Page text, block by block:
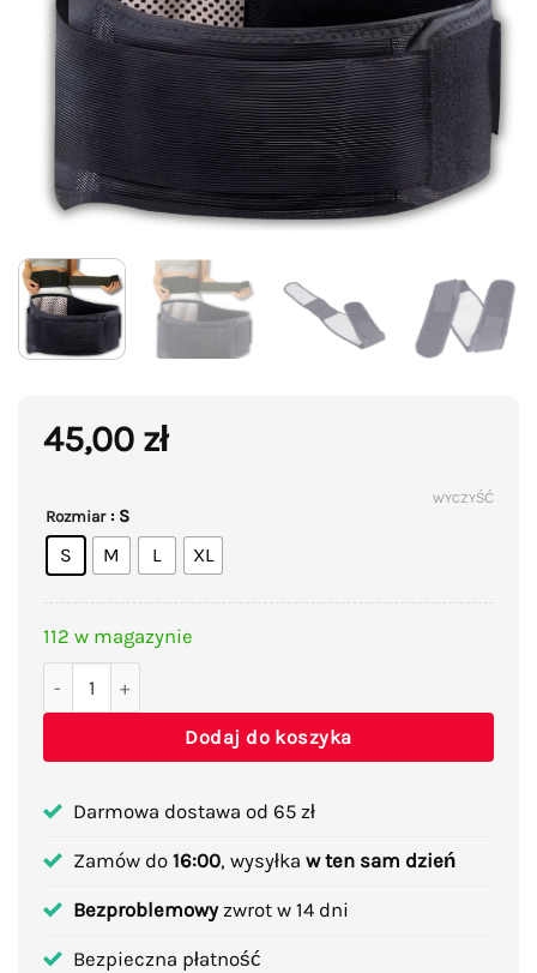
45,00 zł
Rozmiar : S
S M L XL
WYCZYŚĆ
112 w magazynie
Dodaj do koszyka
Darmowa dostawa od 65 zł
Zamów do 16:00, wysyłka w ten sam dzień
Bezproblemowyzwrot w 14 dni
Bezpieczna płatność